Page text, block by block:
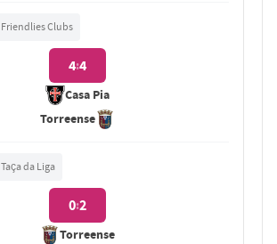
Friendlies Clubs
Casa Pia
4:4
Torreense
Taça da Liga
Torreense
0:2